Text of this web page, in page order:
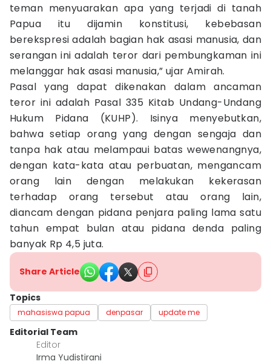
teman menyuarakan apa yang terjadi di tanah
Papua itu dijamin konstitusi, kebebasan
berekspresi adalah bagian hak asasi manusia, dan
serangan ini adalah teror dari pembungkaman ini
melanggar hak asasi manusia,” ujar Amirah.
Pasal yang dapat dikenakan dalam ancaman
teror ini adalah Pasal 335 Kitab Undang-Undang
Hukum Pidana (KUHP). Isinya menyebutkan,
bahwa setiap orang yang dengan sengaja dan
tanpa hak atau melampaui batas wewenangnya,
dengan kata-kata atau perbuatan, mengancam
orang lain dengan melakukan kekerasan
terhadap orang tersebut atau orang lain,
diancam dengan pidana penjara paling lama satu
tahun empat bulan atau pidana denda paling
banyak Rp 4,5 juta.
Share Article
Topics
mahasiswa papua denpasar update me
Editorial Team
Editor
Irma Yudistirani